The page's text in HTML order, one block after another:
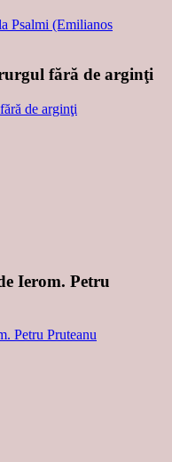
fără de arginţi
Ierom. Petru